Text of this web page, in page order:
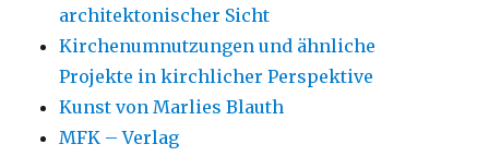
architektonischer Sicht
Kirchenumnutzungen und ähnliche
Projekte in kirchlicher Perspektive
Kunst von Marlies Blauth
MFK – Verlag